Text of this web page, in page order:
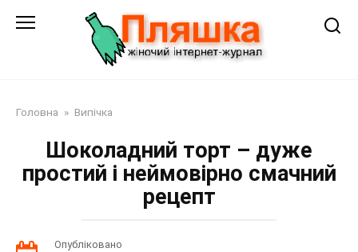
Головна » Випічка
Шоколадний торт – дуже
простий і неймовірно смачний
рецепт
Опубліковано